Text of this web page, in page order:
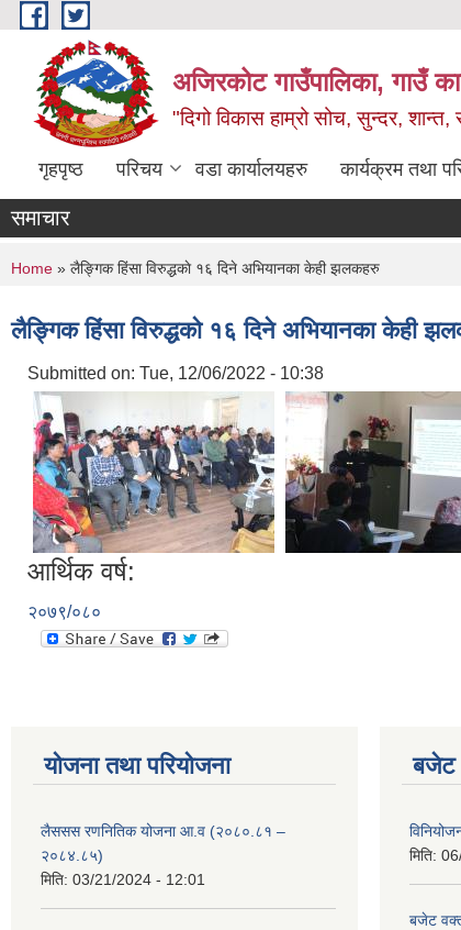
Skip to main content
अजिरकोट गाउँपालिका, गाउँ
"दिगो विकास हाम्रो सोच, सुन्दर,
गृहपृष्ठ परिचय वडा कार्यालयहरु कार्यक्रम तथा
समाचार
You are here
Home » लैङ्गिक हिंसा विरुद्धकाे १६ दिने अभियानका केही झलकहरु
लैङ्गिक हिंसा विरुद्धकाे १६ दिने अभियानका केही
Submitted on: Tue, 12/06/2022 - 10:38
आर्थिक वर्ष:
२०७९/०८०
योजना तथा परियोजना
लैससस रणनितिक योजना आ.व (२०८०.८१ –
२०८४.८५)
मिति: 03/21/2024 - 12:01
बजेट
मिति:
बजेट